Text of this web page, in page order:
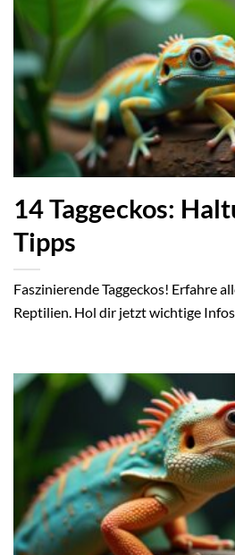
14 Taggeckos:
Tipps
Faszinierende Taggeckos! Erfahre
Reptilien. Hol dir jetzt wichtige